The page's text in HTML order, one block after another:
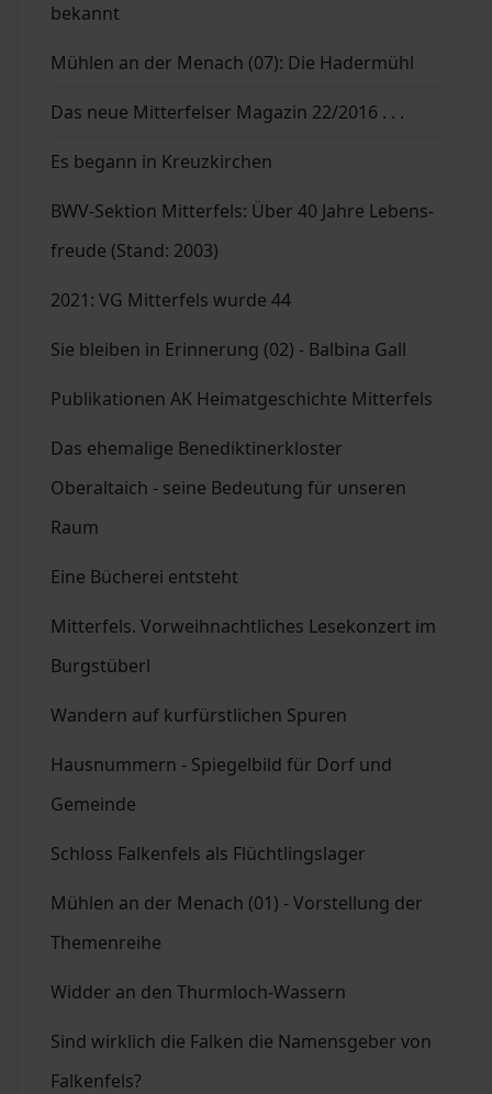
bekannt
Mühlen an der Menach (07): Die Hadermühl
Das neue Mitterfelser Magazin 22/2016 . . .
Es begann in Kreuzkirchen
BWV-Sektion Mitterfels: Über 40 Jahre Lebens-
freude (Stand: 2003)
2021: VG Mitterfels wurde 44
Sie bleiben in Erinnerung (02) - Balbina Gall
Publikationen AK Heimatgeschichte Mitterfels
Das ehemalige Benediktinerkloster
Oberaltaich - seine Bedeutung für unseren
Raum
Eine Bücherei entsteht
Mitterfels. Vorweihnachtliches Lesekonzert im
Burgstüberl
Wandern auf kurfürstlichen Spuren
Hausnummern - Spiegelbild für Dorf und
Gemeinde
Schloss Falkenfels als Flüchtlingslager
Mühlen an der Menach (01) - Vorstellung der
Themenreihe
Widder an den Thurmloch-Wassern
Sind wirklich die Falken die Namensgeber von
Falkenfels?